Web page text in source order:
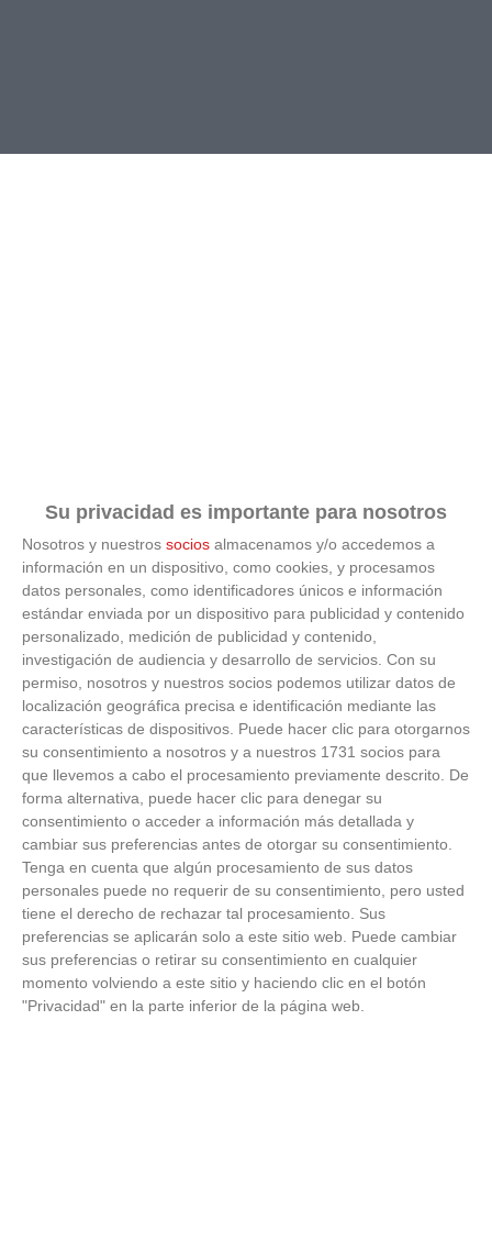
Su privacidad es importante para nosotros
Nosotros y nuestros socios almacenamos y/o accedemos a
información en un dispositivo, como cookies, y procesamos
datos personales, como identificadores únicos e información
estándar enviada por un dispositivo para publicidad y contenido
personalizado, medición de publicidad y contenido,
investigación de audiencia y desarrollo de servicios. Con su
permiso, nosotros y nuestros socios podemos utilizar datos de
localización geográfica precisa e identificación mediante las
características de dispositivos. Puede hacer clic para otorgarnos
su consentimiento a nosotros y a nuestros 1731 socios para
que llevemos a cabo el procesamiento previamente descrito. De
forma alternativa, puede hacer clic para denegar su
consentimiento o acceder a información más detallada y
cambiar sus preferencias antes de otorgar su consentimiento.
Tenga en cuenta que algún procesamiento de sus datos
personales puede no requerir de su consentimiento, pero usted
tiene el derecho de rechazar tal procesamiento. Sus
preferencias se aplicarán solo a este sitio web. Puede cambiar
sus preferencias o retirar su consentimiento en cualquier
momento volviendo a este sitio y haciendo clic en el botón
"Privacidad" en la parte inferior de la página web.
Patrocinador Técnico Oficial
Patrocinador Oficial
Patrocinador Tecnológico
Patrocinador Digital de Talento